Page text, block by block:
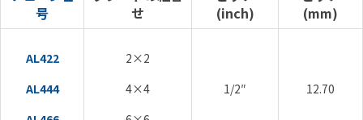
号
せ
(inch)
(mm)
AL422
AL444
2×2
4×4
1/2″ 12.70